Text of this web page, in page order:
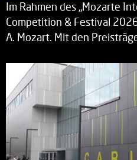
Im Rahmen des „Mozarte
Competition & Festival
A. Mozart. Mit den